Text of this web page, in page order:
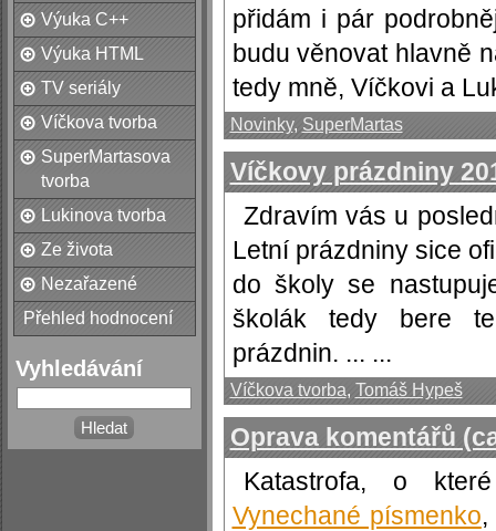
Výuka C++
Výuka HTML
TV seriály
Víčkova tvorba
SuperMartasova
tvorba
Lukinova tvorba
Ze života
Nezařazené
Přehled hodnocení
Vyhledávání
přidám i pár
budu věnovat hlavně
tedy mně, Víčkovi a
Novinky, SuperMartas
Víčkovy prázdniny
Zdravím vás u
Letní prázdniny sice
do školy se
školák tedy bere
prázdnin. ... ...
Víčkova tvorba, Tomáš Hypeš
Oprava komentářů
Katastrofa, o
Vynechané písmenko,